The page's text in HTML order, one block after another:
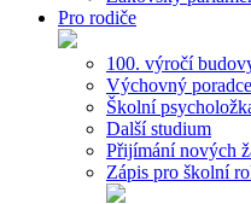
Pro rodiče
100. výročí
Výchovný poradce
Školní
Další studium
Přijímání nových
Zápis pro školní